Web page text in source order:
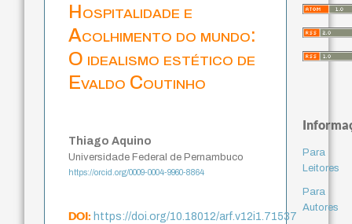
Hospitalidade e
Acolhimento do mundo:
O idealismo estético de
Evaldo Coutinho
Thiago Aquino
Universidade Federal de Pernambuco
https://orcid.org/0009-0004-9960-8864
DOI:https://doi.org/10.18012/arf.v12i1.71537
Para
Leitores
Para
Autores